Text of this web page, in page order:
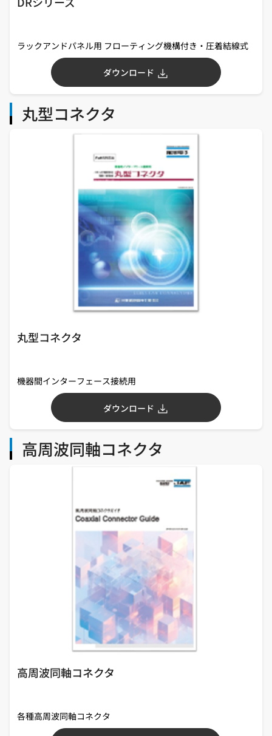
ラックアンドパネル用 フローティング機構付き・圧着結線式
ダウンロード
丸型コネクタ
丸型コネクタ
機器間インターフェース接続用
ダウンロード
高周波同軸コネクタ
高周波同軸コネクタ
各種高周波同軸コネクタ